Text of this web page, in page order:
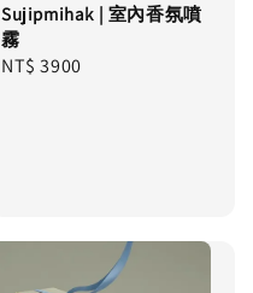
Sujipmihak | 室內香氛噴
霧
Regular
NT$ 3900